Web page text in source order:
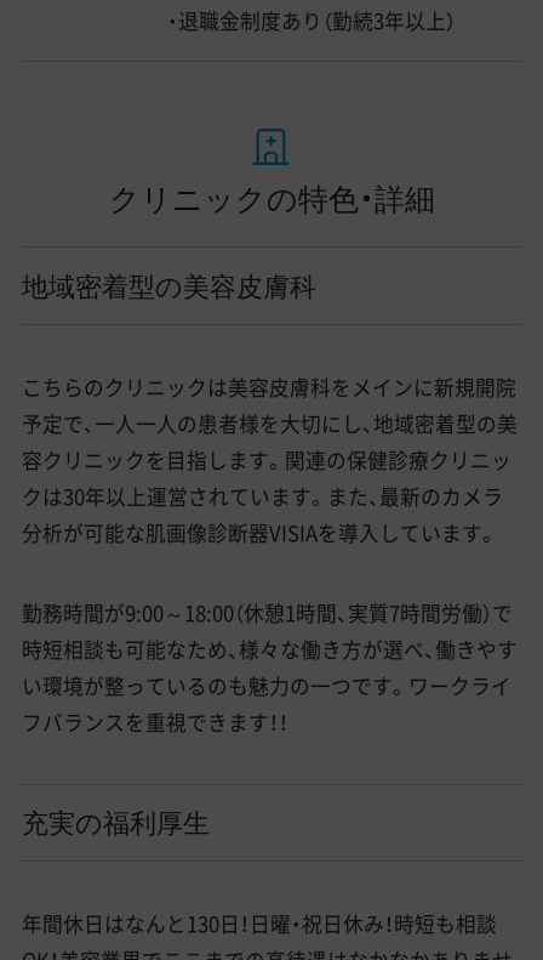
・退職金制度あり（勤続3年以上）
クリニックの特色・詳細
地域密着型の美容皮膚科
こちらのクリニックは美容皮膚科をメインに新規開院
予定で、一人一人の患者様を大切にし、地域密着型の美
容クリニックを目指します。関連の保健診療クリニッ
クは30年以上運営されています。また、最新のカメラ
分析が可能な肌画像診断器VISIAを導入しています。
勤務時間が9:00～18:00（休憩1時間、実質7時間労働）で
時短相談も可能なため、様々な働き方が選べ、働きやす
い環境が整っているのも魅力の一つです。ワークライ
フバランスを重視できます！！
充実の福利厚生
年間休日はなんと130日！日曜・祝日休み！時短も相談